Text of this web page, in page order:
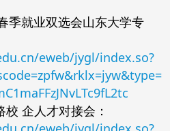
季就业双选会山东大学专
eweb/jygl/index.so?
企人才对接会：